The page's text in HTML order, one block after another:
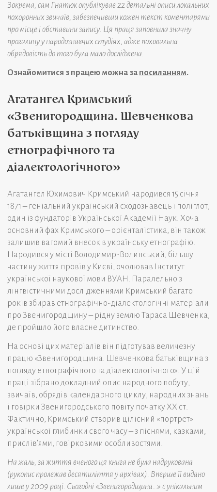
Зокрема, сам Гнатюк опублікував 22 детальні описи локальних
похоронних звичаїв, забезпечивши кожен текст коментарями
про місце і обставини запису. Ця праця заповнила значну
прогалину у народознавчих студіях, адже поховальна
обрядовість до того була мало досліджена.
Ознайомитися з працею можна за посиланням.
Агатангел Кримський
«Звенигородщина. Шевченкова
батьківщина з погляду
етнографічного та
діалектологічного»
Агатангел Юхимович Кримський народився 15 січня
1871 – геніальний український сходознавець і поліглот,
один із фундаторів Української Академії Наук. Хоча
основний фах Кримського – орієнталістика, він також
залишив вагомий внесок в українську етнографію.
Народився у місті Володимир-Волинський, більшу
частину життя провів у Києві, очолював Інститут
української наукової мови ВУАН. Паралельно з
лінгвістичними дослідженнями Кримський багато
років збирав етнографічно-діалектологічні матеріали
про Звенигородщину – рідну землю Тараса Шевченка,
де пройшло його власне дитинство.
На основі цих матеріалів він підготував величезну
працю «Звенигородщина. Шевченкова батьківщина з
погляду етнографічного та діалектологічного». У цій
праці зібрано докладний опис народного побуту,
звичаїв, обрядів календарного циклу, народних знань
і говірки Звенигородського повіту початку XX ст.
Фактично, Кримський створив цілісний «портрет»
української глибинки свого часу – з піснями, казками,
прислів’ями, говірковими особливостями.
На жаль, за життя вченого ця книга не була надрукована
(рукопис пролежав десятиліття у архівах). Вперше її видано
лише у 2009 році. Сьогодні «Звенигородщина…» є унікальним